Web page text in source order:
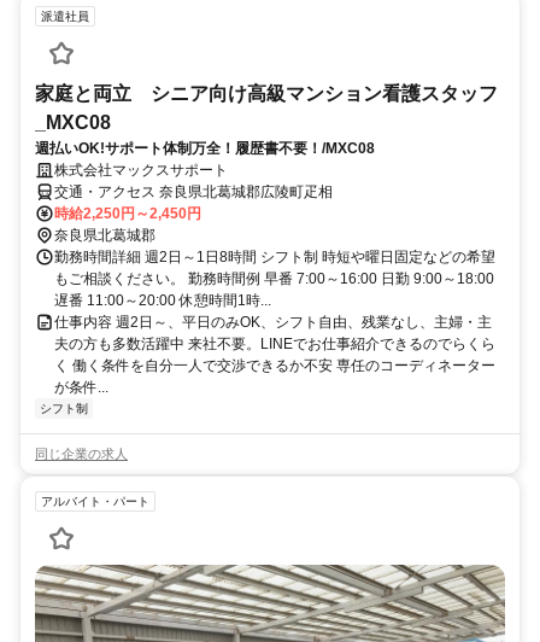
派遣社員
家庭と両立 シニア向け高級マンション看護スタッフ
_MXC08
週払いOK!サポート体制万全！履歴書不要！/MXC08
株式会社マックスサポート
交通・アクセス 奈良県北葛城郡広陵町疋相
時給2,250円～2,450円
奈良県北葛城郡
勤務時間詳細 週2日～1日8時間 シフト制 時短や曜日固定などの希望
もご相談ください。 勤務時間例 早番 7:00～16:00 日勤 9:00～18:00
遅番 11:00～20:00 休憩時間1時...
仕事内容 週2日～、平日のみOK、シフト自由、残業なし、主婦・主
夫の方も多数活躍中 来社不要。LINEでお仕事紹介できるのでらくら
く 働く条件を自分一人で交渉できるか不安 専任のコーディネーター
が条件...
シフト制
同じ企業の求人
アルバイト・パート